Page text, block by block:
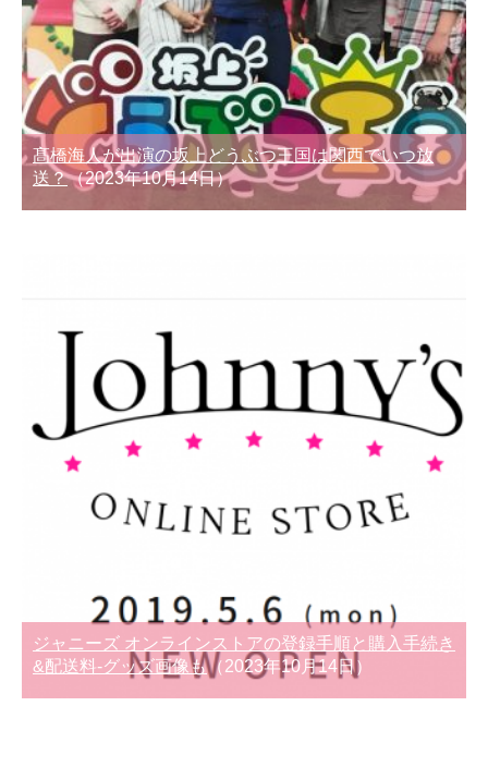
髙橋海人が出演の坂上どうぶつ王国は関西でいつ放
送？（2023年10月14日）
ジャニーズ オンラインストアの登録手順と購入手続き
&配送料-グッズ画像も（2023年10月14日）